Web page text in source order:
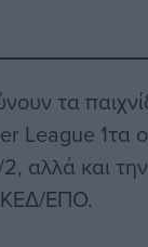
τα
League 1τα
αλλά και
ΚΕΔ/ΕΠΟ.